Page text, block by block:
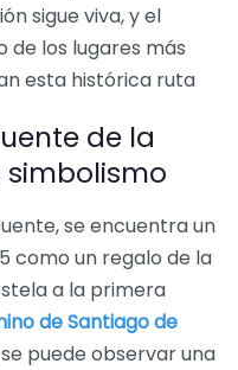
sigue viva, y el
de los lugares más
esta histórica ruta
de la
se encuentra un
como un regalo de la
a la primera
de Santiago de
puede observar una